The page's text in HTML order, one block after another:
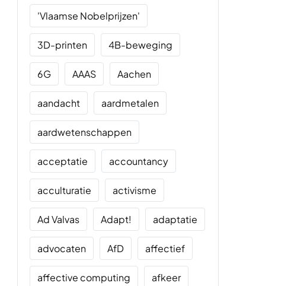
'Vlaamse Nobelprijzen'
3D-printen 4B-beweging
6G AAAS Aachen
aandacht aardmetalen
aardwetenschappen
acceptatie accountancy
acculturatie activisme
Ad Valvas Adapt! adaptatie
advocaten AfD affectief
affective computing afkeer